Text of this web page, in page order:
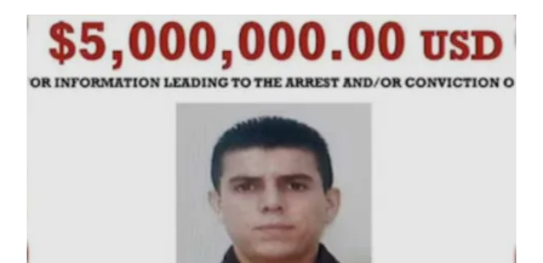
en
5
continentes:
radiografía
del
CJNG
tras
muerte
del
“Mencho”